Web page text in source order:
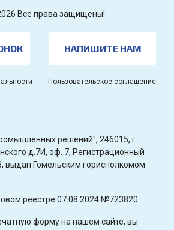
Все права защищены!
НАПИШИТЕ НАМ
Пользовательское соглашение
решений", 246015, г.
д.7И, оф. 7, Регистрационный
выдан Гомельским горисполкомом
реестре 07.08.2024 №723820
форму на нашем сайте, вы